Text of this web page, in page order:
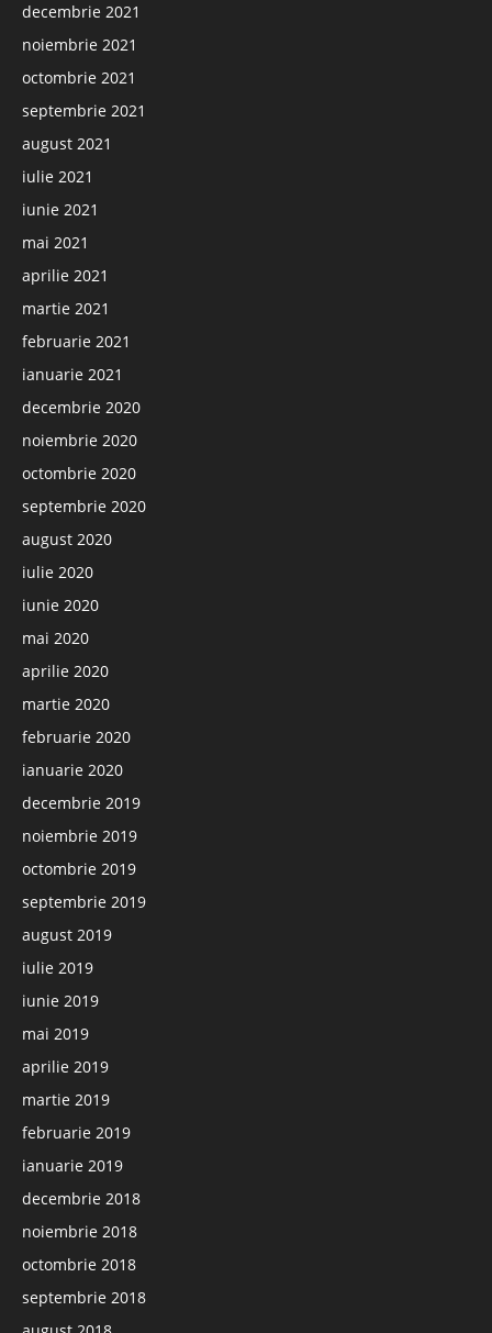
decembrie 2021
noiembrie 2021
octombrie 2021
septembrie 2021
august 2021
iulie 2021
iunie 2021
mai 2021
aprilie 2021
martie 2021
februarie 2021
ianuarie 2021
decembrie 2020
noiembrie 2020
octombrie 2020
septembrie 2020
august 2020
iulie 2020
iunie 2020
mai 2020
aprilie 2020
martie 2020
februarie 2020
ianuarie 2020
decembrie 2019
noiembrie 2019
octombrie 2019
septembrie 2019
august 2019
iulie 2019
iunie 2019
mai 2019
aprilie 2019
martie 2019
februarie 2019
ianuarie 2019
decembrie 2018
noiembrie 2018
octombrie 2018
septembrie 2018